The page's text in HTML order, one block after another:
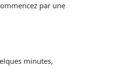
par une
minutes,